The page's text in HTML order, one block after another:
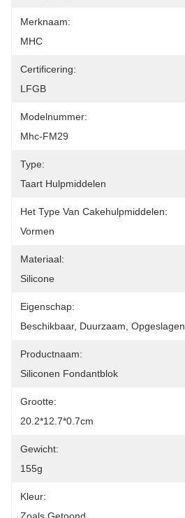
Merknaam:
MHC
Certificering:
LFGB
Modelnummer:
Mhc-FM29
Type:
Taart Hulpmiddelen
Het Type Van Cakehulpmiddelen:
Vormen
Materiaal:
Silicone
Eigenschap:
Beschikbaar, Duurzaam, Opgeslagen
Productnaam:
Siliconen Fondantblok
Grootte:
20.2*12.7*0.7cm
Gewicht:
155g
Kleur: